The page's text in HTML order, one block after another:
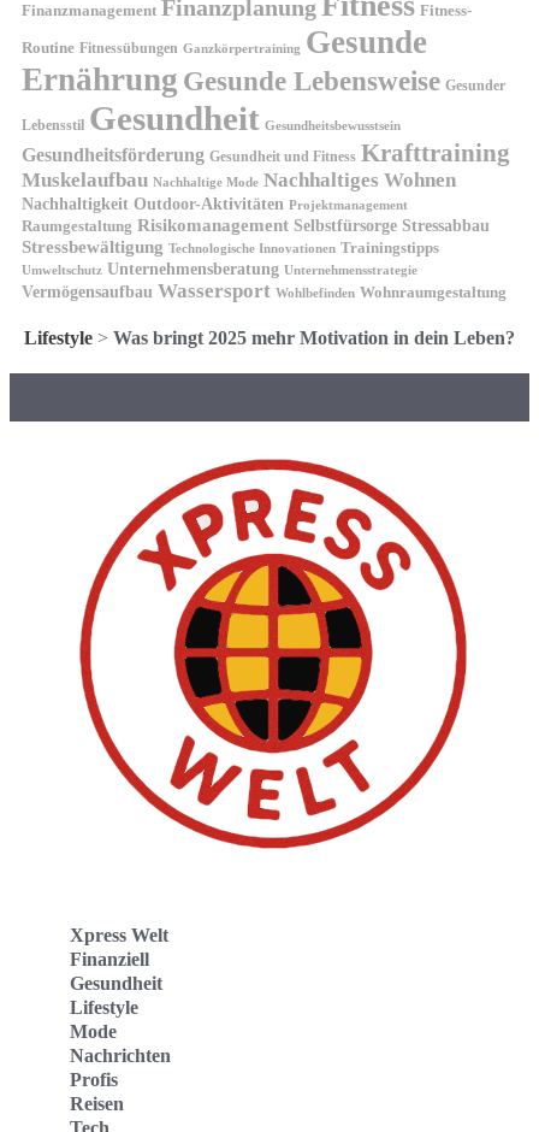
Finanzmanagement Finanzplanung Fitness-
Routine Fitnessübungen Ganzkörpertraining Gesunde
Ernährung Gesunde Lebensweise Gesunder
Lebensstil Gesundheit Gesundheitsbewusstsein
Gesundheitsförderung Gesundheit und Fitness Krafttraining
Muskelaufbau Nachhaltige Mode Nachhaltiges Wohnen
Nachhaltigkeit Outdoor-Aktivitäten Projektmanagement
Raumgestaltung Risikomanagement Selbstfürsorge Stressabbau
Stressbewältigung Technologische Innovationen Trainingstipps
Umweltschutz Unternehmensberatung Unternehmensstrategie
Vermögensaufbau Wassersport Wohlbefinden Wohnraumgestaltung
Lifestyle > Was bringt 2025 mehr Motivation in dein Leben?
Xpress Welt
Finanziell
Gesundheit
Lifestyle
Mode
Nachrichten
Profis
Reisen
Tech